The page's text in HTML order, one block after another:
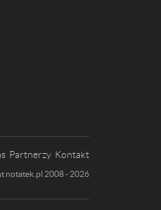
Partnerzy Kontakt
notatek.pl 2008 - 2026